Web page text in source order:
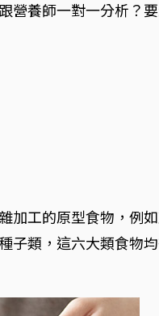
營養師一對一分析？
加工的原型食物，例
子類，這六大類食物